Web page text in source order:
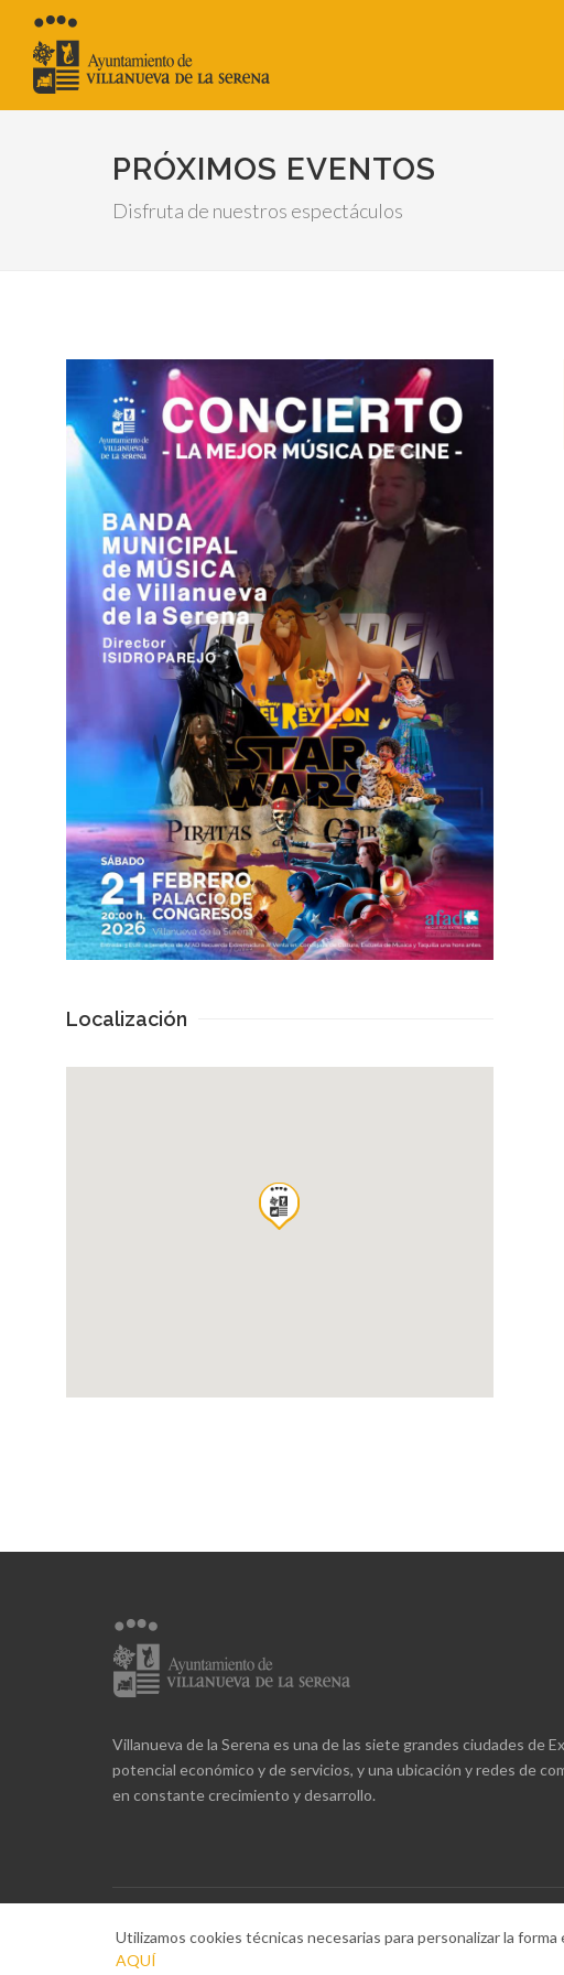
PRÓXIMOS EVENTOS
Disfruta de nuestros espectáculos
Localización
Villanueva de la Serena es una de las siete grandes ciudades de
potencial económico y de servicios, y una ubicación y redes de
en constante crecimiento y desarrollo.
LLÁMANOS:
(+34) 924 84 60 10
E-MAIL:
Utilizamos cookies técnicas necesarias para personalizar la
AQUÍ